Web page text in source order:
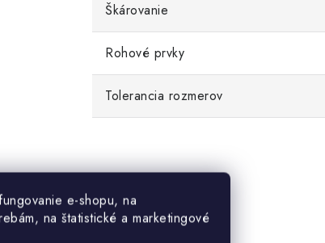
e-shopu, na
na štatistické a marketingové
Škárovanie
Rohové prvky
Tolerancia rozmerov